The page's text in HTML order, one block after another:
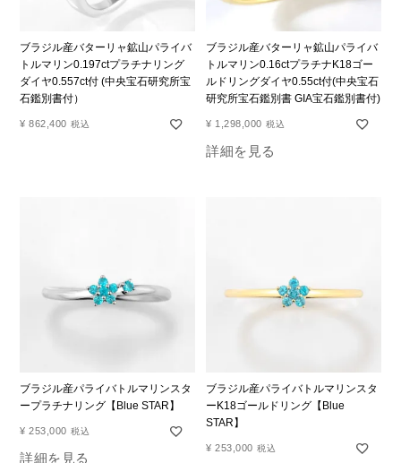
ブラジル産バターリャ鉱山パライバ
トルマリン0.197ctプラチナリング
ダイヤ0.557ct付 (中央宝石研究所宝
石鑑別書付）
¥ 862,400 税込
ブラジル産バターリャ鉱山パライバ
トルマリン0.16ctプラチナK18ゴー
ルドリングダイヤ0.55ct付(中央宝石
研究所宝石鑑別書 GIA宝石鑑別書付)
¥ 1,298,000 税込
詳細を見る
ブラジル産パライバトルマリンスタ
ープラチナリング【Blue STAR】
¥ 253,000 税込
詳細を見る
ブラジル産パライバトルマリンスタ
ーK18ゴールドリング【Blue
STAR】
¥ 253,000 税込